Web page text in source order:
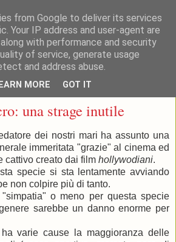
una strage inutile
dei nostri mari ha assunto una
immeritata "grazie" al cinema ed
cattivo creato dai film hollywodiani.
specie si sta lentamente avviando
non colpire più di tanto.
o meno per questa specie
sarebbe un danno enorme per
varie cause la maggioranza delle
from Google to deliver its services
Your IP address and user-agent are
with performance and security
of service, generate usage
and address abuse.
MORE GOT IT